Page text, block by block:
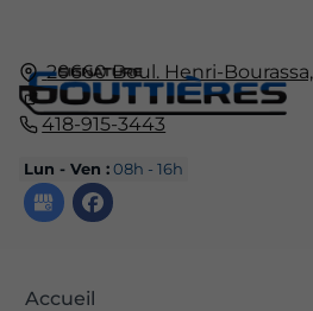
20660 Boul. Henri-Bourassa,
418-915-3443
Lun - Ven :08h - 16h
Accueil